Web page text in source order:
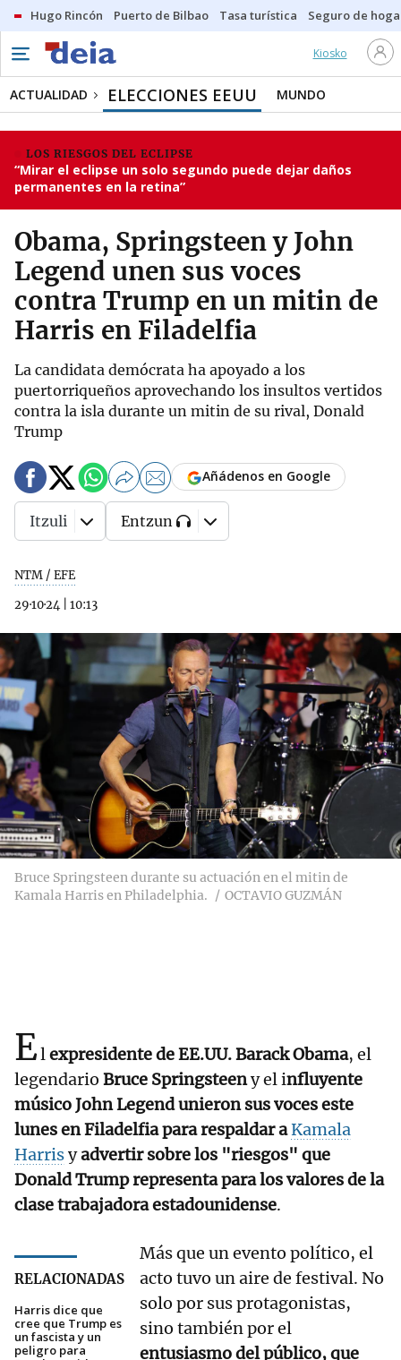
Hugo Rincón Puerto de Bilbao Tasa turística Seguro de
Kiosko
ACTUALIDAD ELECCIONES EEUU MUNDO
LOS RIESGOS DEL ECLIPSE
“Mirar el eclipse un solo segundo puede dejar daños
permanentes en la retina”
Obama, Springsteen y John
Legend unen sus voces
contra Trump en un mitin de
Harris en Filadelfia
La candidata demócrata ha apoyado a los
puertorriqueños aprovechando los insultos vertidos
contra la isla durante un mitin de su rival, Donald
Trump
NTM / EFE
29·10·24
10:13
Añádenos en Google
Itzuli Entzun
Bruce Springsteen durante su actuación en el mitin de
Kamala Harris en Philadelphia.
OCTAVIO GUZMÁN
Elexpresidente de EE.UU.Barack Obama, el
legendario Bruce Springsteeny el influyente
músico John Legend unieron sus voces este
lunes en Filadelfia para respaldar aKamala
Harrisyadvertir sobre los "riesgos" que
Donald Trump representa para los valores de la
clase trabajadora estadounidense.
RELACIONADAS
Harris dice que
cree que Trump es
un fascista y un
peligro para
Más que un evento político, el
acto tuvo un aire de festival. No
solo por sus protagonistas,
sino también por el
entusiasmo del público, que